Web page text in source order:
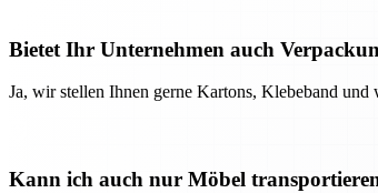
Bietet Ihr Unternehmen auch
Ja, wir stellen Ihnen gerne Kartons, Klebeband
Kann ich auch nur Möbel